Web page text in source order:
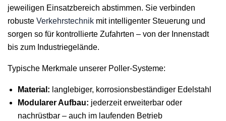
jeweiligen Einsatzbereich abstimmen. Sie verbinden
robuste Verkehrstechnik mit intelligenter Steuerung und
sorgen so für kontrollierte Zufahrten – von der Innenstadt
bis zum Industriegelände.
Typische Merkmale unserer Poller-Systeme:
Material: langlebiger, korrosionsbeständiger Edelstahl
Modularer Aufbau: jederzeit erweiterbar oder
nachrüstbar – auch im laufenden Betrieb